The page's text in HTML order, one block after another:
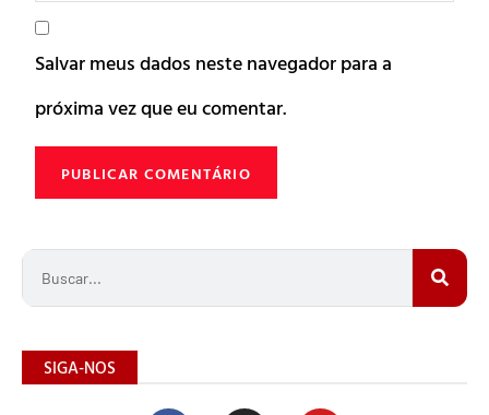
Salvar meus dados neste navegador para a
próxima vez que eu comentar.
SIGA-NOS